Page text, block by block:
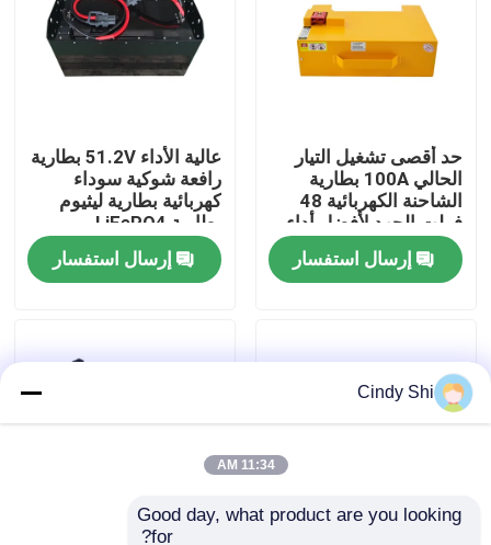
معلومات عنا
رقابة جودة
اطلب اقتباس
بطارية ليثيوم أيون رافعة شوكية كهربائية
حد أقصى تشغيل التيار
الحالي 100A بطارية
الشاحنة الكهربائية 48
فولت الجهد لأفضل أداء
إرسال استفسار
عالية الأداء 51.2V بطارية
رافعة شوكية سوداء
كهربائية بطارية ليثيوم
بطارية LiFePO4
إرسال استفسار
Cindy Shi
11:34 AM
Good day, what product are you looking
for?